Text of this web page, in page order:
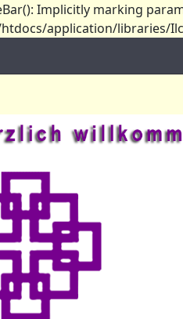
Implicitly marking
application/libraries/